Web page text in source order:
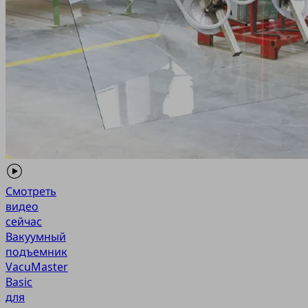
Смотреть
видео
сейчас
Вакуумный
подъемник
VacuMaster
Basic
для